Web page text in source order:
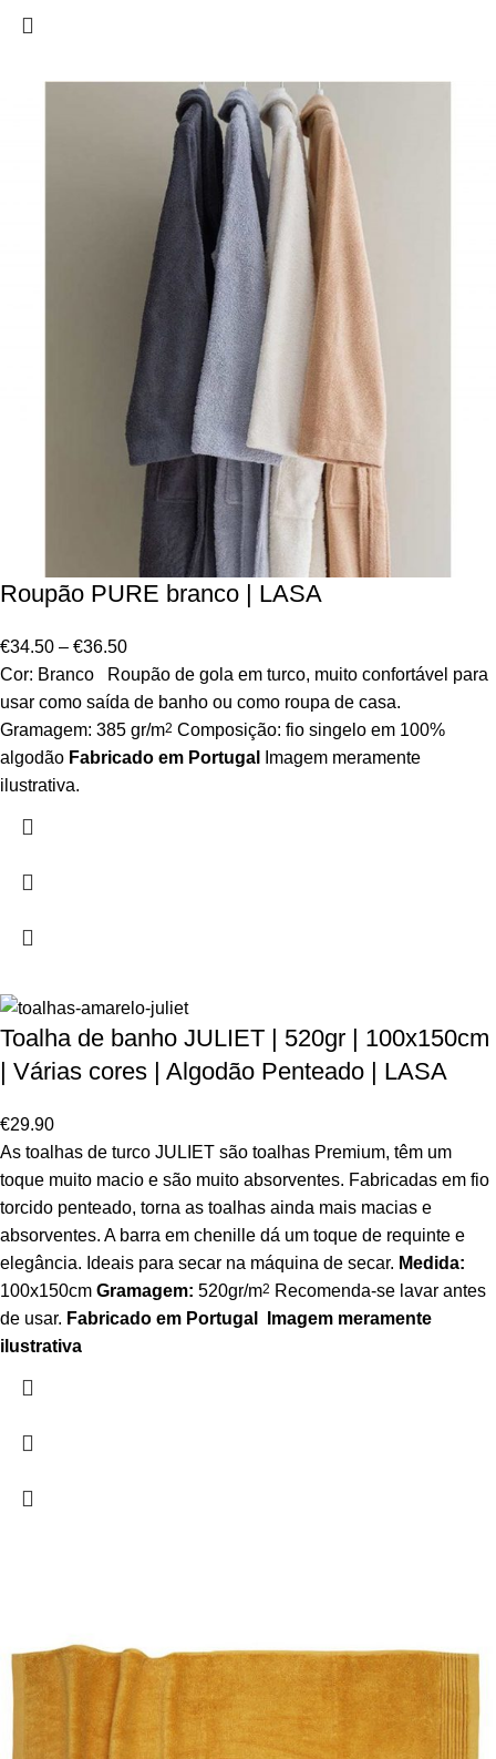
Roupão PURE branco | LASA
€34.50 – €36.50
Cor: Branco Roupão de gola em turco, muito confortável para
usar como saída de banho ou como roupa de casa.
Gramagem: 385 gr/m2 Composição: fio singelo em 100%
algodão Fabricado em Portugal
Imagem meramente
ilustrativa.
Toalha de banho JULIET | 520gr | 100x150cm
| Várias cores | Algodão Penteado | LASA
€29.90
As toalhas de turco JULIET são toalhas Premium, têm um
toque muito macio e são muito absorventes. Fabricadas em fio
torcido penteado, torna as toalhas ainda mais macias e
absorventes. A barra em chenille dá um toque de requinte e
elegância. Ideais para secar na máquina de secar. Medida:
100x150cm Gramagem: 520gr/m2 Recomenda-se lavar antes
de usar. Fabricado em Portugal
Imagem meramente
ilustrativa